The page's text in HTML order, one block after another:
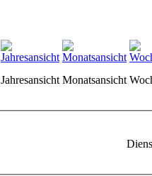
Jahresansicht Monatsansicht